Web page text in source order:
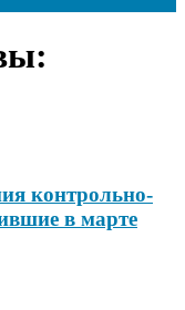
контрольно-
в марте